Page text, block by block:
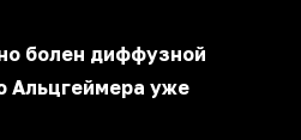
болен диффузной
Альцгеймера уже